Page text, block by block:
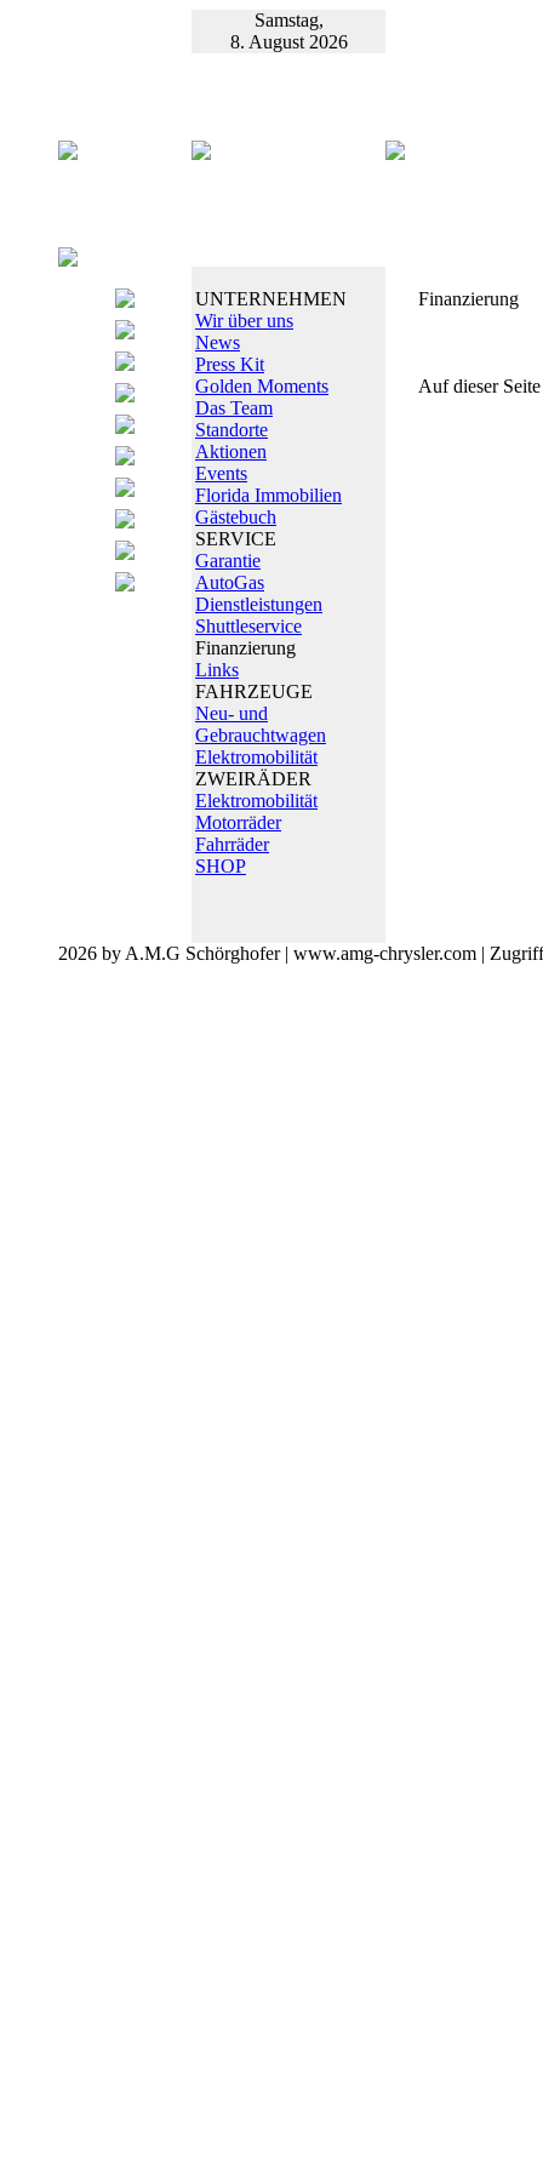
Samstag,
8. August 2026
UNTERNEHMEN
Wir über uns
News
Press Kit
Golden Moments
Das Team
Standorte
Aktionen
Events
Florida Immobilien
Gästebuch
SERVICE
Garantie
AutoGas
Dienstleistungen
Shuttleservice
Finanzierung
Links
FAHRZEUGE
Neu- und
Gebrauchtwagen
Elektromobilität
ZWEIRÄDER
Elektromobilität
Motorräder
Fahrräder
SHOP
Finanzierung
Auf dieser
2026 by A.M.G Schörghofer | www.amg-chrysler.com |